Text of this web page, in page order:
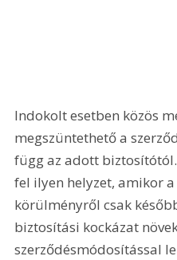
Indokolt esetben közös
megszüntethető a
függ az adott
fel ilyen helyzet, amikor
körülményről csak
biztosítási kockázat
szerződésmódosítással